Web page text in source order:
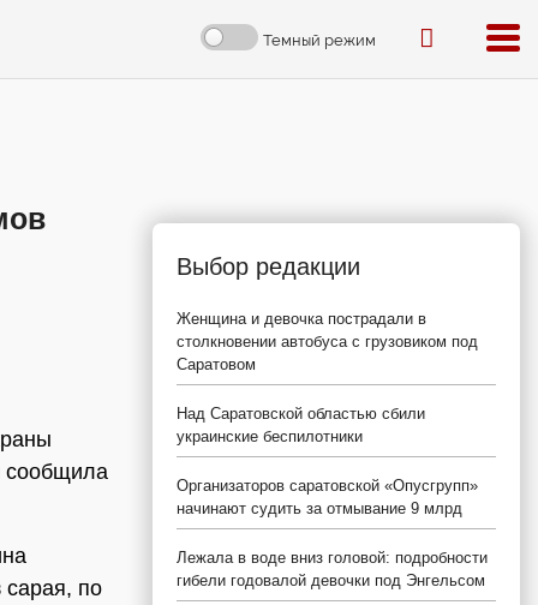
Темный режим
сообщила
сарая, по
Выбор редакции
Женщина и девочка пострадали в
столкновении автобуса с грузовиком под
Саратовом
Над Саратовской областью сбили
украинские беспилотники
Организаторов саратовской «Опусгрупп»
начинают судить за отмывание 9 млрд
Лежала в воде вниз головой: подробности
гибели годовалой девочки под Энгельсом